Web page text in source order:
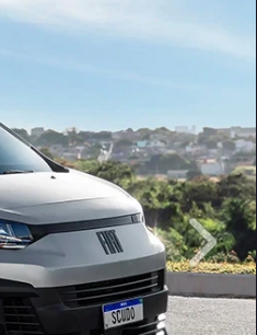
Próximo